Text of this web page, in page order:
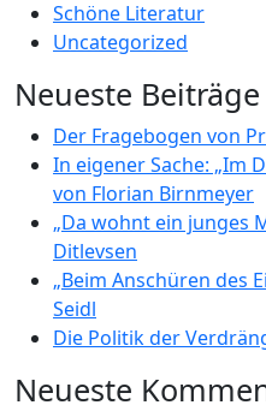
Schöne Literatur
Uncategorized
Neueste Beiträge
Der Fragebogen von
In eigener Sache: „Im
von Florian Birnmeyer
„Da wohnt ein junges
Ditlevsen
„Beim Anschüren des
Seidl
Die Politik der
Neueste